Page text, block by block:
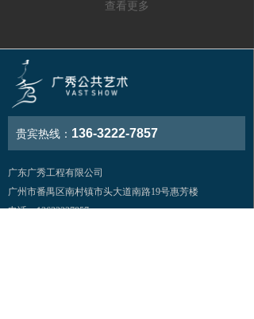
查看更多
贵宾热线： 136-3222-7857
广东广秀工程有限公司
广州市番禺区南村镇市头大道南路19号惠芳楼
电话：13632227857